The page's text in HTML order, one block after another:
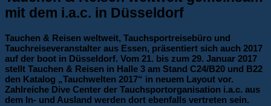
mit dem i.a.c. in Düsseldorf
Tauchen & Reisen weltweit, Tauchsportreisebüro und
Tauchreiseveranstalter aus Essen, präsentiert sich auch 2017
auf der boot in Düsseldorf. Vom 21. bis zum 29. Januar 2017
stellt Tauchen & Reisen in Halle 3 am Stand C24/B20 und B22
den Katalog „Tauchwelten 2017“ in neuem Layout vor.
Zahlreiche Dive Center der Tauchsportorganisation i.a.c. aus
dem In- und Ausland werden dort ebenfalls vertreten sein.